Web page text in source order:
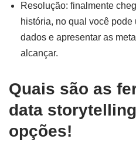
Resolução: finalmente
história, no qual você
dados e apresentar as
alcançar.
Quais são as
data
opções!